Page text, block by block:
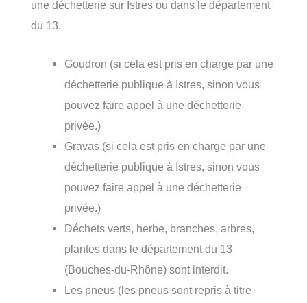
une déchetterie sur Istres ou dans le département
du 13.
Goudron (si cela est pris en charge par une
déchetterie publique à Istres, sinon vous
pouvez faire appel à une déchetterie
privée.)
Gravas (si cela est pris en charge par une
déchetterie publique à Istres, sinon vous
pouvez faire appel à une déchetterie
privée.)
Déchets verts, herbe, branches, arbres,
plantes dans le département du 13
(Bouches-du-Rhône) sont interdit.
Les pneus (les pneus sont repris à titre